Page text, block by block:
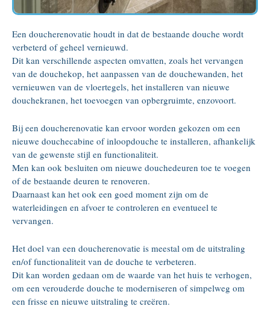
Een doucherenovatie houdt in dat de bestaande douche wordt
verbeterd of geheel vernieuwd.
Dit kan verschillende aspecten omvatten, zoals het vervangen
van de douchekop, het aanpassen van de douchewanden, het
vernieuwen van de vloertegels, het installeren van nieuwe
douchekranen, het toevoegen van opbergruimte, enzovoort.
Bij een doucherenovatie kan ervoor worden gekozen om een
nieuwe douchecabine of inloopdouche te installeren, afhankelijk
van de gewenste stijl en functionaliteit.
Men kan ook besluiten om nieuwe douchedeuren toe te voegen
of de bestaande deuren te renoveren.
Daarnaast kan het ook een goed moment zijn om de
waterleidingen en afvoer te controleren en eventueel te
vervangen.
Het doel van een doucherenovatie is meestal om de uitstraling
en/of functionaliteit van de douche te verbeteren.
Dit kan worden gedaan om de waarde van het huis te verhogen,
om een verouderde douche te moderniseren of simpelweg om
een frisse en nieuwe uitstraling te creëren.